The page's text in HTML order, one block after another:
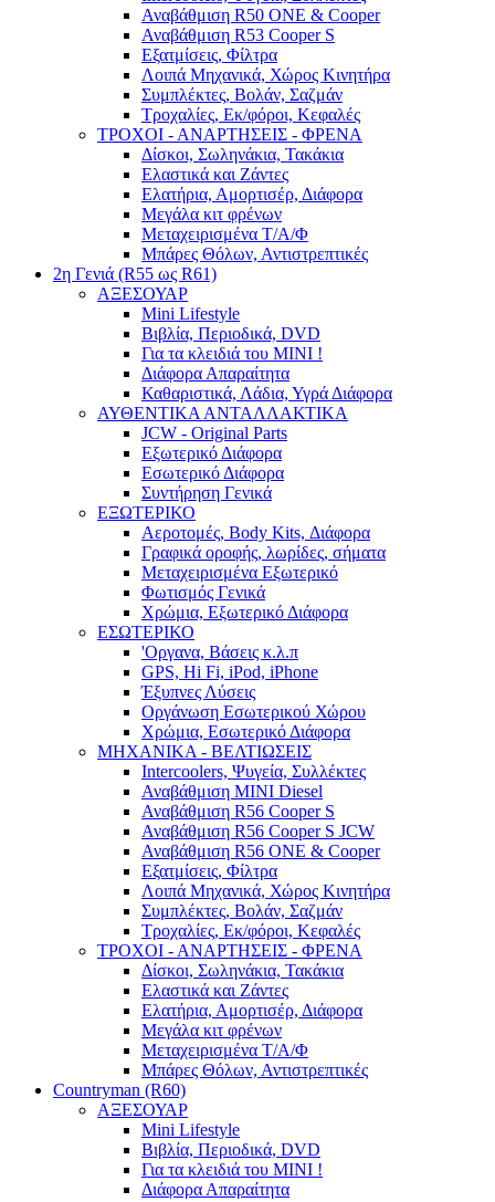
Αναβάθμιση R50 ONE & Cooper
Αναβάθμιση R53 Cooper S
Εξατμίσεις, Φίλτρα
Λοιπά Μηχανικά, Χώρος Κινητήρα
Συμπλέκτες, Βολάν, Σαζμάν
Τροχαλίες, Εκ/φόροι, Κεφαλές
ΤΡΟΧΟΙ - ΑΝΑΡΤΗΣΕΙΣ - ΦΡΕΝΑ
Δίσκοι, Σωληνάκια, Τακάκια
Ελαστικά και Ζάντες
Ελατήρια, Αμορτισέρ, Διάφορα
Μεγάλα κιτ φρένων
Μεταχειρισμένα Τ/Α/Φ
Μπάρες Θόλων, Αντιστρεπτικές
2η Γενιά (R55 ως R61)
ΑΞΕΣΟΥΑΡ
Mini Lifestyle
Βιβλία, Περιοδικά, DVD
Για τα κλειδιά του MINI !
Διάφορα Απαραίτητα
Καθαριστικά, Λάδια, Υγρά Διάφορα
ΑΥΘΕΝΤΙΚΑ ΑΝΤΑΛΛΑΚΤΙΚΑ
JCW - Original Parts
Εξωτερικό Διάφορα
Εσωτερικό Διάφορα
Συντήρηση Γενικά
ΕΞΩΤΕΡΙΚΟ
Αεροτομές, Body Kits, Διάφορα
Γραφικά οροφής, λωρίδες, σήματα
Μεταχειρισμένα Εξωτερικό
Φωτισμός Γενικά
Χρώμια, Εξωτερικό Διάφορα
ΕΣΩΤΕΡΙΚΟ
'Οργανα, Βάσεις κ.λ.π
GPS, Hi Fi, iPod, iPhone
Έξυπνες Λύσεις
Οργάνωση Εσωτερικού Χώρου
Χρώμια, Εσωτερικό Διάφορα
ΜΗΧΑΝΙΚΑ - ΒΕΛΤΙΩΣΕΙΣ
Intercoolers, Ψυγεία, Συλλέκτες
Αναβάθμιση MINI Diesel
Αναβάθμιση R56 Cooper S
Αναβάθμιση R56 Cooper S JCW
Αναβάθμιση R56 ONE & Cooper
Εξατμίσεις, Φίλτρα
Λοιπά Μηχανικά, Χώρος Κινητήρα
Συμπλέκτες, Βολάν, Σαζμάν
Τροχαλίες, Εκ/φόροι, Κεφαλές
ΤΡΟΧΟΙ - ΑΝΑΡΤΗΣΕΙΣ - ΦΡΕΝΑ
Δίσκοι, Σωληνάκια, Τακάκια
Ελαστικά και Ζάντες
Ελατήρια, Αμορτισέρ, Διάφορα
Μεγάλα κιτ φρένων
Μεταχειρισμένα Τ/Α/Φ
Μπάρες Θόλων, Αντιστρεπτικές
Countryman (R60)
ΑΞΕΣΟΥΑΡ
Mini Lifestyle
Βιβλία, Περιοδικά, DVD
Για τα κλειδιά του MINI !
Διάφορα Απαραίτητα